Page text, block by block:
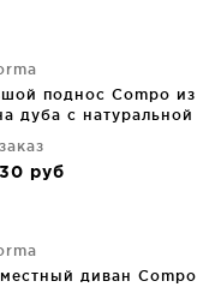
поднос Compo из
дуба с натуральной
40X54X45
руб
диван Compo